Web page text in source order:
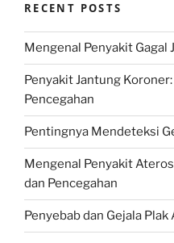
RECENT POSTS
Mengenal Penyakit Gagal
Penyakit Jantung
Pencegahan
Pentingnya Mendeteksi
Mengenal Penyakit
dan Pencegahan
Penyebab dan Gejala